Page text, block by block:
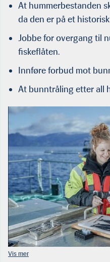
At hummerbestanden
da den er på et
Jobbe for overgang til
fiskeflåten.
Innføre forbud mot
At bunntråling etter all